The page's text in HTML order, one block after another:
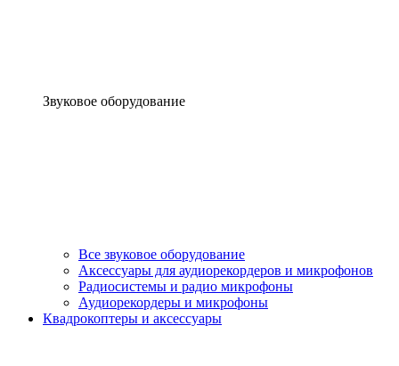
Звуковое оборудование
Все звуковое оборудование
Аксессуары для аудиорекордеров и микрофонов
Радиосистемы и радио микрофоны
Аудиорекордеры и микрофоны
Квадрокоптеры и аксессуары